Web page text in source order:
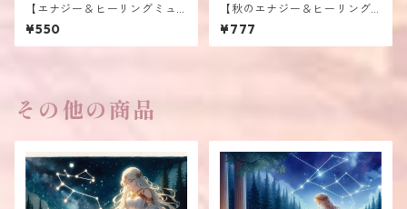
【エナジー＆ヒーリングミュ
ージック】 ≪パステルブルー
の風に誘われて≫
¥550
【秋のエナジー＆ヒーリング
ミュージック】≪朱祀り月≫A
KE MATSURI TSUKI
¥777
その他の商品